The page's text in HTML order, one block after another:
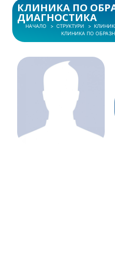
КЛИНИКА ПО
ДИАГНОСТИКА
НАЧАЛО СТРУКТУРИ
КЛИНИКА ПО